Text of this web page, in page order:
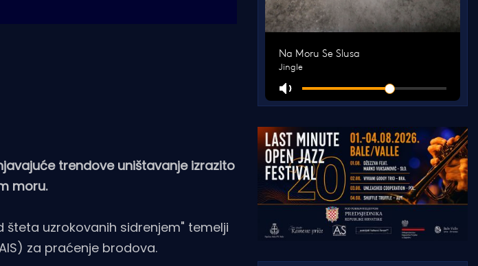
trendove uništavanje izrazito
moru.
šteta uzrokovanih sidrenjem" temelji
za praćenje brodova.